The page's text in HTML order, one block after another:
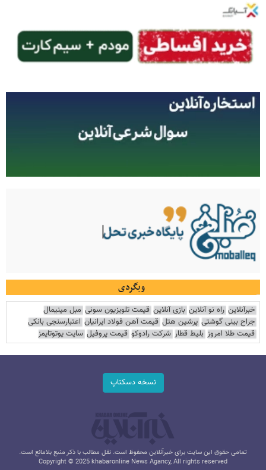
وبگردی
خبرآنلاین راه نو آنلاین بازی آنلاین قیمت تلویزیون سونی مبل مینیمال
جراح بینی گوشتی پرشین هتل قیمت آهن فولاد ایرانیان اعتبارسنجی بانکی
قیمت طلا امروز بلیط قطار شرکت رادوکو قیمت پروفیل سایت یوتوتایمز
نسخه دسکتاپ
تمامی حقوق این سایت برای خبرآنلاین محفوظ است. نقل مطالب با ذکر منبع بلامانع است.
Copyright © 2025 khabaronline News Agancy, All rights reserved